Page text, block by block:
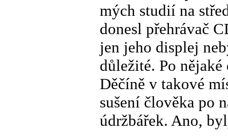
mých studií na
donesl přehrávač
jen jeho displej
důležité. Po
Děčíně v takové
sušení člověka po
údržbářek. Ano,